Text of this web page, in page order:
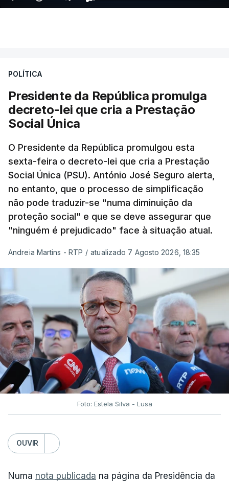
POLÍTICA
Presidente da República promulga
decreto-lei que cria a Prestação
Social Única
O Presidente da República promulgou esta
sexta-feira o decreto-lei que cria a Prestação
Social Única (PSU). António José Seguro alerta,
no entanto, que o processo de simplificação
não pode traduzir-se "numa diminuição da
proteção social" e que se deve assegurar que
"ninguém é prejudicado" face à situação atual.
Andreia Martins - RTP / atualizado 7 Agosto 2026, 18:35
Foto: Estela Silva - Lusa
OUVIR
Numa nota publicada na página da Presidência da